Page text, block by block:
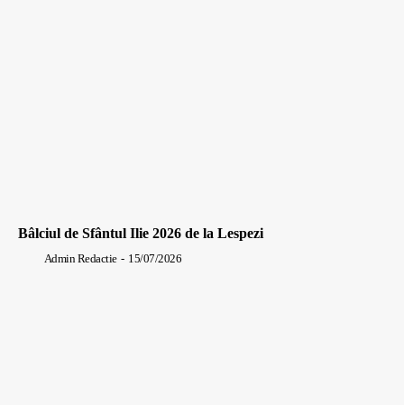
Bâlciul de Sfântul Ilie 2026 de la Lespezi
Admin Redactie - 15/07/2026